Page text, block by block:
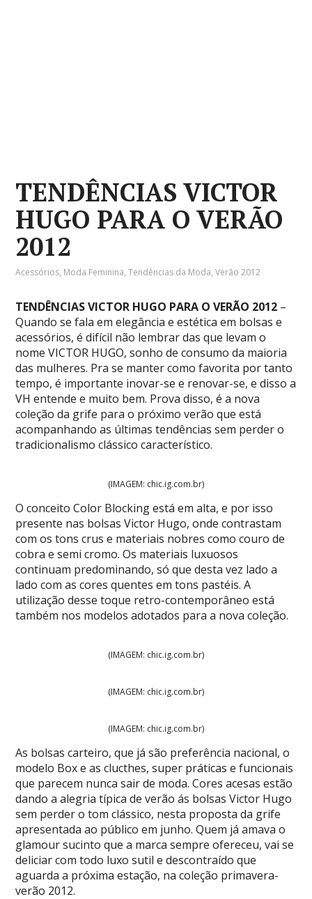
TENDÊNCIAS VICTOR
HUGO PARA O VERÃO
2012
Acessórios, Moda Feminina,Tendências da Moda,Verão 2012
TENDÊNCIAS VICTOR HUGO PARA O VERÃO 2012 –
Quando se fala em elegância e estética em bolsas e
acessórios, é difícil não lembrar das que levam o
nome VICTOR HUGO, sonho de consumo da maioria
das mulheres. Pra se manter como favorita por tanto
tempo, é importante inovar-se e renovar-se, e disso a
VH entende e muito bem. Prova disso, é a nova
coleção da grife para o próximo verão que está
acompanhando as últimas tendências sem perder o
tradicionalismo clássico característico.
(IMAGEM: chic.ig.com.br)
O conceito Color Blocking está em alta, e por isso
presente nas bolsas Victor Hugo, onde contrastam
com os tons crus e materiais nobres como couro de
cobra e semi cromo. Os materiais luxuosos
continuam predominando, só que desta vez lado a
lado com as cores quentes em tons pastéis. A
utilização desse toque retro-contemporâneo está
também nos modelos adotados para a nova coleção.
(IMAGEM: chic.ig.com.br)
(IMAGEM: chic.ig.com.br)
(IMAGEM: chic.ig.com.br)
As bolsas carteiro, que já são preferência nacional, o
modelo Box e as clucthes, super práticas e funcionais
que parecem nunca sair de moda. Cores acesas estão
dando a alegria típica de verão ás bolsas Victor Hugo
sem perder o tom clássico, nesta proposta da grife
apresentada ao público em junho. Quem já amava o
glamour sucinto que a marca sempre ofereceu, vai se
deliciar com todo luxo sutil e descontraído que
aguarda a próxima estação, na coleção primavera-
verão 2012.